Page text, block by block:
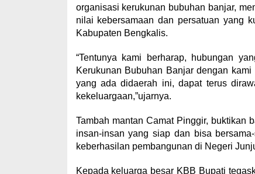
organisasi kerukunan bubuhan banjar,
nilai kebersamaan dan persatuan yang
Kabupaten Bengkalis.
“Tentunya kami berharap, hubungan
Kerukunan Bubuhan Banjar dengan
yang ada didaerah ini, dapat terus
kekeluargaan,”ujarnya.
Tambah mantan Camat Pinggir, buktikan
insan-insan yang siap dan bisa
keberhasilan pembangunan di Negeri
Kepada keluarga besar KBB Bupati